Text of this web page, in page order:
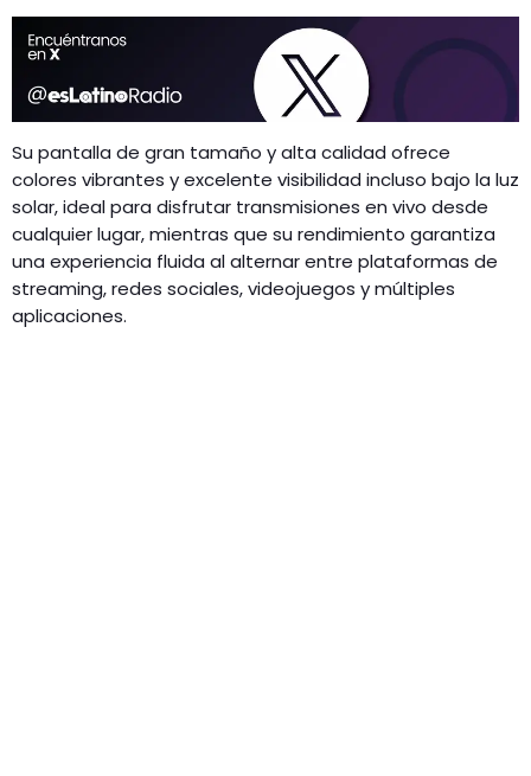
Su pantalla de gran tamaño y alta calidad ofrece
colores vibrantes y excelente visibilidad incluso bajo la luz
solar, ideal para disfrutar transmisiones en vivo desde
cualquier lugar, mientras que su rendimiento garantiza
una experiencia fluida al alternar entre plataformas de
streaming, redes sociales, videojuegos y múltiples
aplicaciones.